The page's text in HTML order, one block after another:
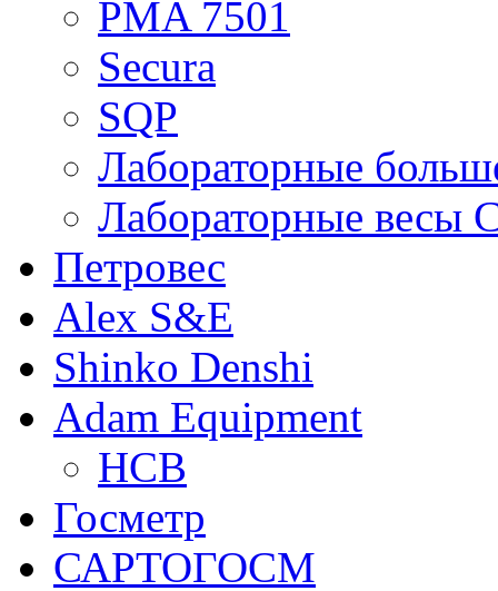
PMA 7501
Secura
SQP
Лабораторные
Лабораторные весы
Петровес
Alex S&E
Shinko Denshi
Adam Equipment
HCB
Госметр
САРТОГОСМ